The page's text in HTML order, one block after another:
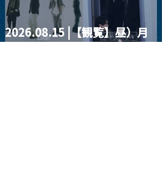
2026.08.15 |【観覧】昼）月